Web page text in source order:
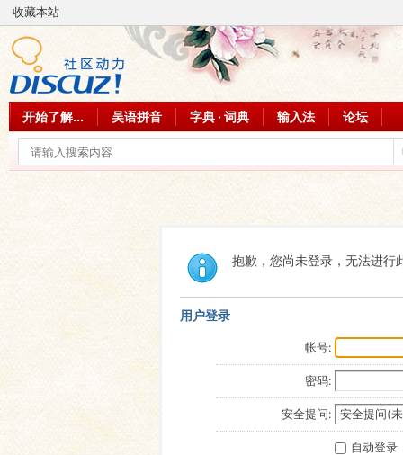
收藏本站
开始了解... 吴语拼音 字典 · 词典 输入法 论坛
抱歉，您尚未登录，无法进行
用户登录
帐号:
密码:
安全提问:
自动登录